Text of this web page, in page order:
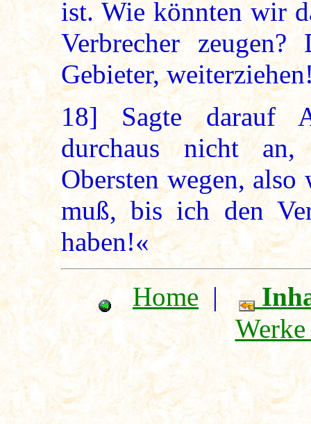
ist. Wie könnten wir
Verbrecher
Gebieter,
18] Sagte darauf
durchaus nicht
Obersten wegen,
muß, bis ich den
haben!«
Home |